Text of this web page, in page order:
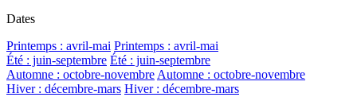
Dates
Printemps : avril-mai Printemps : avril-mai
Été : juin-septembre Été : juin-septembre
Automne : octobre-novembreAutomne : octobre-novembre
Hiver : décembre-mars Hiver : décembre-mars